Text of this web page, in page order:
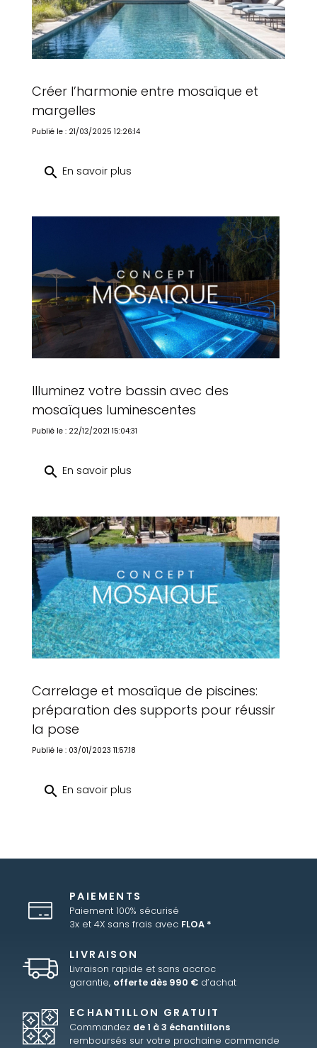
Créer l’harmonie entre mosaïque et
margelles
Publié le : 21/03/2025 12:26:14
search En savoir plus
Illuminez votre bassin avec des
mosaïques luminescentes
Publié le : 22/12/2021 15:04:31
search En savoir plus
Carrelage et mosaïque de piscines:
préparation des supports pour réussir
la pose
Publié le : 03/01/2023 11:57:18
search En savoir plus
PAIEMENTS
Paiement 100% sécurisé
3x et 4X sans frais avec FLOA *
LIVRAISON
Livraison rapide et sans accroc
garantie, offerte dès 990 € d’achat
ECHANTILLON GRATUIT
Commandez de 1 à 3 échantillons
remboursés sur votre prochaine commande